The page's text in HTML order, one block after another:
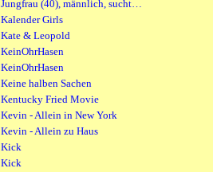
Jungfrau (40), männlich, sucht…
Kalender Girls
Kate & Leopold
KeinOhrHasen
KeinOhrHasen
Keine halben Sachen
Kentucky Fried Movie
Kevin - Allein in New York
Kevin - Allein zu Haus
Kick
Kick